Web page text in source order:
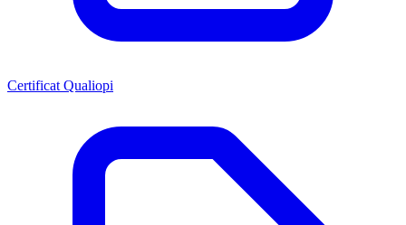
Certificat Qualiopi